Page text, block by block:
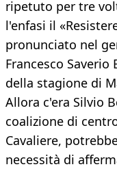
ripetuto per tre
l'enfasi il
pronunciato nel
Francesco
della stagione di
Allora c'era Silvio
coalizione di
Cavaliere,
necessità di